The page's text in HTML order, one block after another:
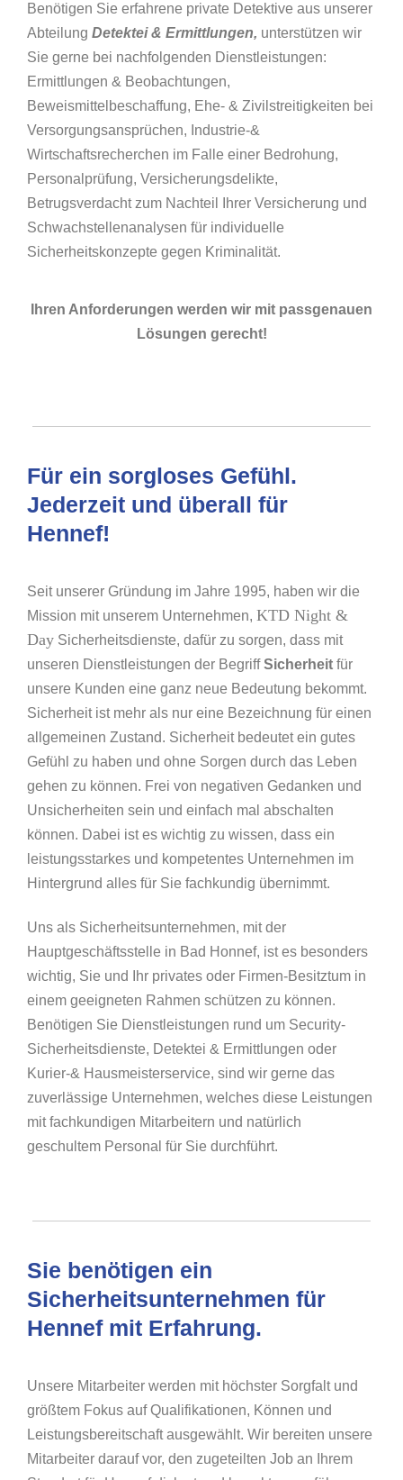
Benötigen Sie erfahrene private Detektive aus unserer
Abteilung Detektei & Ermittlungen, unterstützen wir
Sie gerne bei nachfolgenden Dienstleistungen:
Ermittlungen & Beobachtungen,
Beweismittelbeschaffung, Ehe- & Zivilstreitigkeiten bei
Versorgungsansprüchen, Industrie-&
Wirtschaftsrecherchen im Falle einer Bedrohung,
Personalprüfung, Versicherungsdelikte,
Betrugsverdacht zum Nachteil Ihrer Versicherung und
Schwachstellenanalysen für individuelle
Sicherheitskonzepte gegen Kriminalität.
Ihren Anforderungen werden wir mit passgenauen
Lösungen gerecht!
Für ein sorgloses Gefühl.
Jederzeit und überall für
Hennef!
Seit unserer Gründung im Jahre 1995, haben wir die
Mission mit unserem Unternehmen, KTD Night &
Day Sicherheitsdienste, dafür zu sorgen, dass mit
unseren Dienstleistungen der BegriffSicherheit für
unsere Kunden eine ganz neue Bedeutung bekommt.
Sicherheit ist mehr als nur eine Bezeichnung für einen
allgemeinen Zustand. Sicherheit bedeutet ein gutes
Gefühl zu haben und ohne Sorgen durch das Leben
gehen zu können. Frei von negativen Gedanken und
Unsicherheiten sein und einfach mal abschalten
können. Dabei ist es wichtig zu wissen, dass ein
leistungsstarkes und kompetentes Unternehmen im
Hintergrund alles für Sie fachkundig übernimmt.
Uns als Sicherheitsunternehmen, mit der
Hauptgeschäftsstelle in Bad Honnef, ist es besonders
wichtig, Sie und Ihr privates oder Firmen-Besitztum in
einem geeigneten Rahmen schützen zu können.
Benötigen Sie Dienstleistungen rund um Security-
Sicherheitsdienste, Detektei & Ermittlungen oder
Kurier-& Hausmeisterservice, sind wir gerne das
zuverlässige Unternehmen, welches diese Leistungen
mit fachkundigen Mitarbeitern und natürlich
geschultem Personal für Sie durchführt.
Sie benötigen ein
Sicherheitsunternehmen für
Hennef mit Erfahrung.
Unsere Mitarbeiter werden mit höchster Sorgfalt und
größtem Fokus auf Qualifikationen, Können und
Leistungsbereitschaft ausgewählt. Wir bereiten unsere
Mitarbeiter darauf vor, den zugeteilten Job an Ihrem